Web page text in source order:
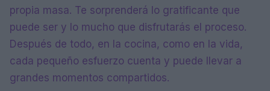
propia masa. Te sorprenderá lo gratificante que
puede ser y lo mucho que disfrutarás el proceso.
Después de todo, en la cocina, como en la vida,
cada pequeño esfuerzo cuenta y puede llevar a
grandes momentos compartidos.